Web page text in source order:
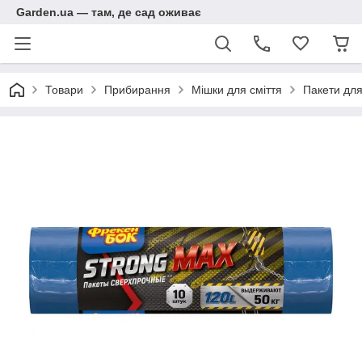
Garden.ua — там, де сад оживає
Товари Прибирання Мішки для сміття Пакети